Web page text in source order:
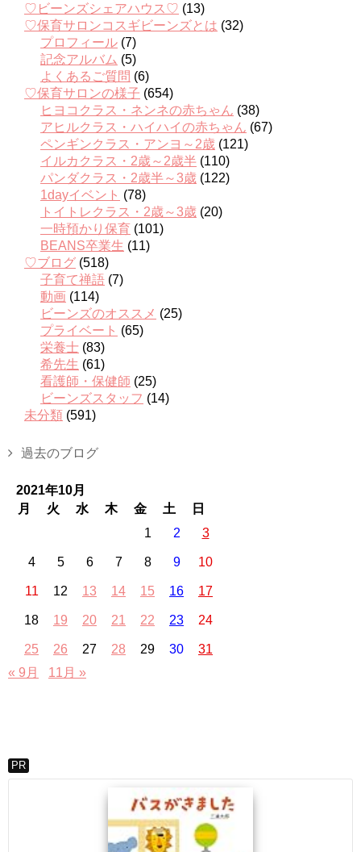
♡ビーンズシェアハウス♡ (13)
♡保育サロンコスギビーンズとは (32)
プロフィール (7)
記念アルバム (5)
よくあるご質問 (6)
♡保育サロンの様子 (654)
ヒヨコクラス・ネンネの赤ちゃん (38)
アヒルクラス・ハイハイの赤ちゃん (67)
ペンギンクラス・アンヨ～2歳 (121)
イルカクラス・2歳～2歳半 (110)
パンダクラス・2歳半～3歳 (122)
1dayイベント (78)
トイトレクラス・2歳～3歳 (20)
一時預かり保育 (101)
BEANS卒業生 (11)
♡ブログ (518)
子育て禅語 (7)
動画 (114)
ビーンズのオススメ (25)
プライベート (65)
栄養士 (83)
希先生 (61)
看護師・保健師 (25)
ビーンズスタッフ (14)
未分類 (591)
過去のブログ
2021年10月
月
火 水 木 金 土
日
1
2 3
4 5 6 7 8 9 10
11 12 13 14 15 16 17
18 19 20 21 22 23 24
25 26 27 28 29 30
31
« 9月
11月 »
PR